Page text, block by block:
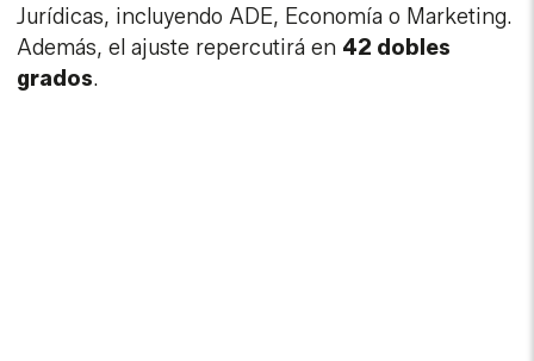
Jurídicas, incluyendo ADE, Economía o Marketing.
Además, el ajuste repercutirá en 42 dobles
grados.